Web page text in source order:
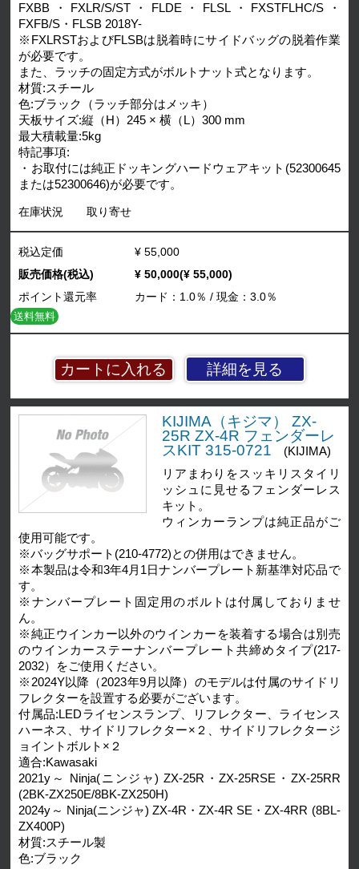
FXBB・FXLR/S/ST・FLDE・FLSL・FXSTFLHC/S・
FXFB/S・FLSB 2018Y-
※FXLRSTおよびFLSBは脱着時にサイドバッグの脱着作業
が必要です。
また、ラッチの固定方式がボルトナット式となります。
材質:スチール
色:ブラック（ラッチ部分はメッキ）
天板サイズ:縦（H）245 × 横（L）300 mm
最大積載量:5kg
特記事項:
・お取付には純正ドッキングハードウェアキット(52300645
または52300646)が必要です。
在庫状況 取り寄せ
詳細を見る
税込定価
¥ 55,000
販売価格(税込)
¥ 50,000(¥ 55,000)
ポイント還元率
カード：1.0％ / 現金：3.0％
送料無料
KIJIMA（キジマ） ZX-
25R ZX-4R フェンダーレ
スKIT 315-0721
(KIJIMA)
リアまわりをスッキリスタイリ
ッシュに見せるフェンダーレス
キット。
ウィンカーランプは純正品がご
使用可能です。
※バッグサポート(210-4772)との併用はできません。
※本製品は令和3年4月1日ナンバープレート新基準対応品で
す。
※ナンバープレート固定用のボルトは付属しておりませ
ん。
※純正ウインカー以外のウインカーを装着する場合は別売
のウインカーステーナンバープレート共締めタイプ(217-
2032）をご使用ください。
※2024Y以降（2023年9月以降）のモデルは付属のサイドリ
フレクターを設置する必要がございます。
付属品:LEDライセンスランプ、リフレクター、ライセンス
ハーネス、サイドリフレクター×２、サイドリフレクタージ
ョイントボルト×２
適合:Kawasaki
2021y～ Ninja(ニンジャ) ZX-25R・ZX-25RSE・ZX-25RR
(2BK-ZX250E/8BK-ZX250H)
2024y～ Ninja(ニンジャ) ZX-4R・ZX-4R SE・ZX-4RR (8BL-
ZX400P)
材質:スチール製
色:ブラック